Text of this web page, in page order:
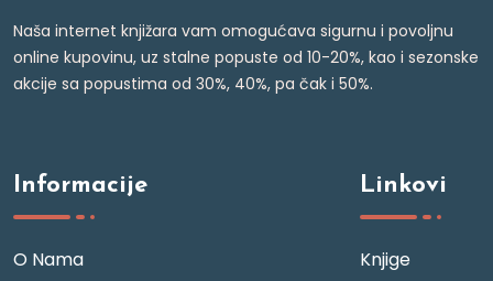
Naša internet knjižara vam omogućava sigurnu i povoljnu
online kupovinu, uz stalne popuste od 10-20%, kao i sezonske
akcije sa popustima od 30%, 40%, pa čak i 50%.
Informacije
O Nama
Linkovi
Knjige